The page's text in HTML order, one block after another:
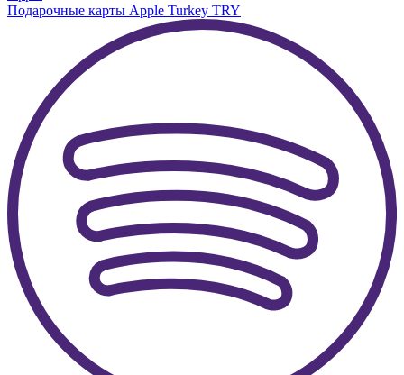
Подарочные карты Apple Turkey TRY